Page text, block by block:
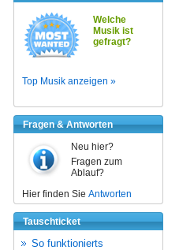
Welche
Musik ist
gefragt?
Top Musik anzeigen »
Fragen & Antworten
Neu hier?
Fragen zum
Ablauf?
Hier finden Sie Antworten
Tauschticket
So funktionierts